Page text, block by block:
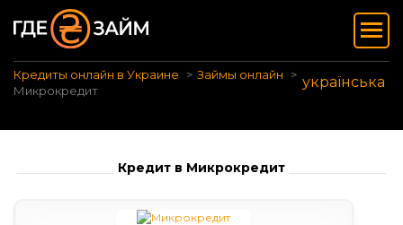
Кредиты онлайн в Украине
Займы онлайн
Микрокредит
українська
Кредит в Микрокредит